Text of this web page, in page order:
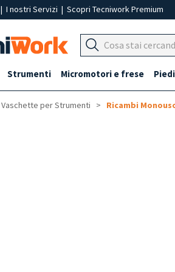
| I nostri Servizi | Scopri Tecniwork Premium
Strumenti Micromotori e frese Piedi
Vaschette per Strumenti Ricambi